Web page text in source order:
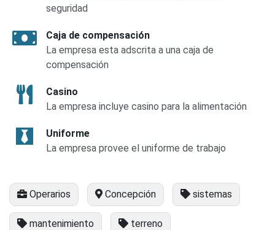
seguridad
Caja de compensación
La empresa esta adscrita a una caja de
compensación
Casino
La empresa incluye casino para la alimentación
Uniforme
La empresa provee el uniforme de trabajo
Operarios Concepción sistemas
mantenimiento terreno